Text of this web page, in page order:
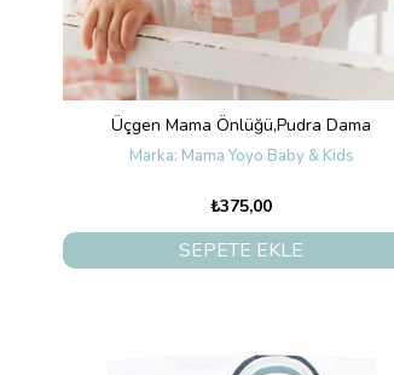
Üçgen Mama Önlüğü,Pudra Dama
Mama Yoyo Baby & Kids
₺375,00
SEPETE EKLE